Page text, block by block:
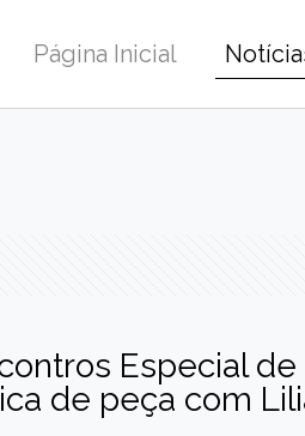
Página Inicial
Especial
de peça com